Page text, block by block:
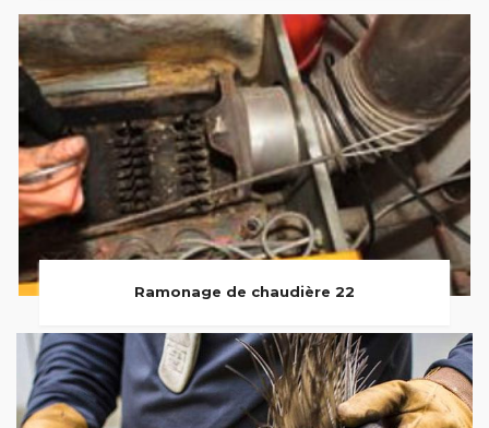
Ramonage de chaudière 22